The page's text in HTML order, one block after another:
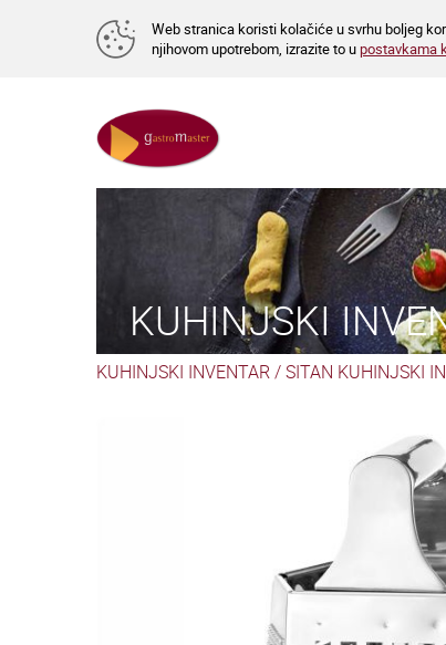
Web stranica koristi kolačiće u svrhu boljeg
njihovom upotrebom, izrazite to upostavkama
KUHINJSKI
KUHINJSKI INVENTAR/SITAN KUHINJSKI